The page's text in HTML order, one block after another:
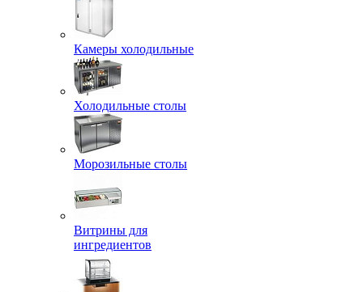
Камеры холодильные
Холодильные столы
Морозильные столы
Витрины для
ингредиентов